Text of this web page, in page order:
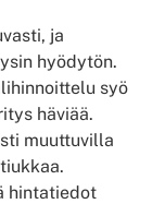
ja
hyödytön.
syö
häviää.
muuttuvilla
hintatiedot